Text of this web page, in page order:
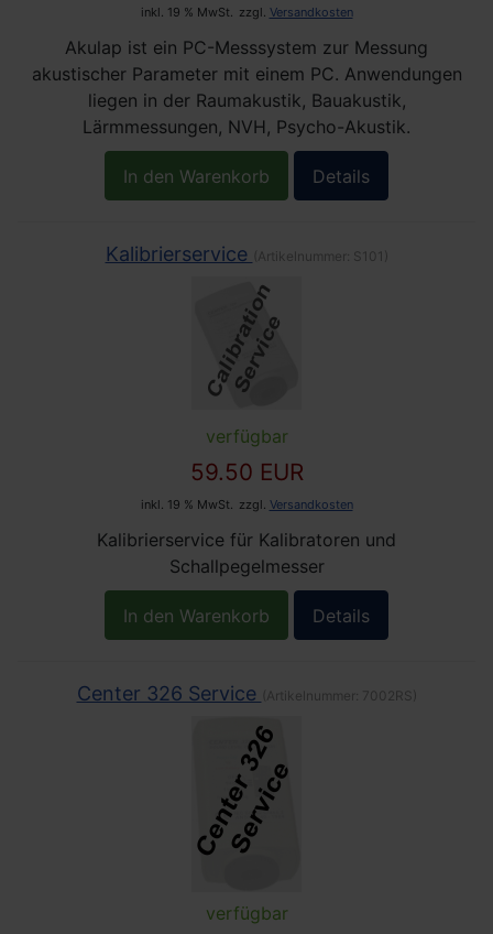
inkl. 19 % MwSt. zzgl. Versandkosten
Akulap ist ein PC-Messsystem zur Messung
akustischer Parameter mit einem PC. Anwendungen
liegen in der Raumakustik, Bauakustik,
Lärmmessungen, NVH, Psycho-Akustik.
In den Warenkorb Details
Kalibrierservice (Artikelnummer: S101 )
verfügbar
59.50 EUR
inkl. 19 % MwSt. zzgl. Versandkosten
Kalibrierservice für Kalibratoren und
Schallpegelmesser
In den Warenkorb Details
Center 326 Service (Artikelnummer: 7002RS )
verfügbar